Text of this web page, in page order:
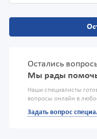
Остались
Мы рады
Наши специалисты
вопросы онлайн в
Задать вопрос